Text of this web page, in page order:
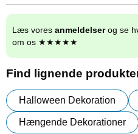
Læs vores anmeldelserog se
om os ★★★★★
Find lignende
Halloween Dekoration
Hængende Dekorationer